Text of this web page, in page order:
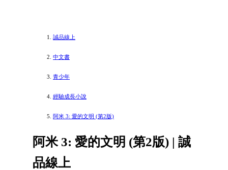
誠品線上
中文書
青少年
經驗成長小說
阿米 3: 愛的文明 (第2版)
阿米 3: 愛的文明 (第2版) | 誠
品線上